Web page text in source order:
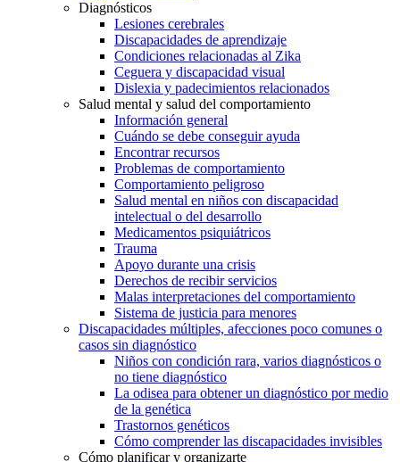
Diagnósticos
Lesiones cerebrales
Discapacidades de aprendizaje
Condiciones relacionadas al Zika
Ceguera y discapacidad visual
Dislexia y padecimientos relacionados
Salud mental y salud del comportamiento
Información general
Cuándo se debe conseguir ayuda
Encontrar recursos
Problemas de comportamiento
Comportamiento peligroso
Salud mental en niños con discapacidad
intelectual o del desarrollo
Medicamentos psiquiátricos
Trauma
Apoyo durante una crisis
Derechos de recibir servicios
Malas interpretaciones del comportamiento
Sistema de justicia para menores
Discapacidades múltiples, afecciones poco comunes o
casos sin diagnóstico
Niños con condición rara, varios diagnósticos o
no tiene diagnóstico
La odisea para obtener un diagnóstico por medio
de la genética
Trastornos genéticos
Cómo comprender las discapacidades invisibles
Cómo planificar y organizarte